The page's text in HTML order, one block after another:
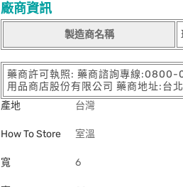
廠商資訊
製造商名稱
藥商許可執照: 藥商諮詢專線:0800-
用品商店股份有限公司 藥商地址:台
產地
台灣
How To Store 室溫
寬 6